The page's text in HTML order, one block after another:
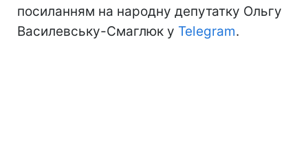
посиланням на народну депутатку Ольгу
Василевську-Смаглюк у Telegram.